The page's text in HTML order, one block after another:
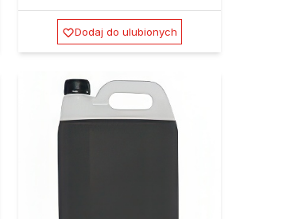
Dodaj do ulubionych